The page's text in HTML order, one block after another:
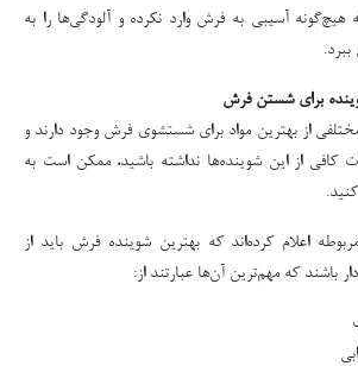
آسیبی به فرش وارد نکرده و آلودگی‌ها را به
برای شستن فرش
از بهترین مواد برای شستشوی فرش وجود دارند و
کافی از این شوینده‌ها نداشته باشید، ممکن است به
اعلام کرده‌اند که بهترین شوینده فرش باید از
باشند که مهم‌ترین آن‌ها عبارتند از: